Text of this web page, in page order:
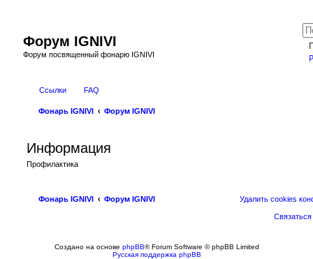
Форум IGNIVI
Форум посвященный фонарю IGNIVI
Ссылки FAQ
Фонарь IGNIVI Форум IGNIVI
Информация
Профилактика
Фонарь IGNIVI Форум IGNIVI Удалить cookies
Создано на основе phpBB® Forum Software © phpBB Limited
Русская поддержка phpBB